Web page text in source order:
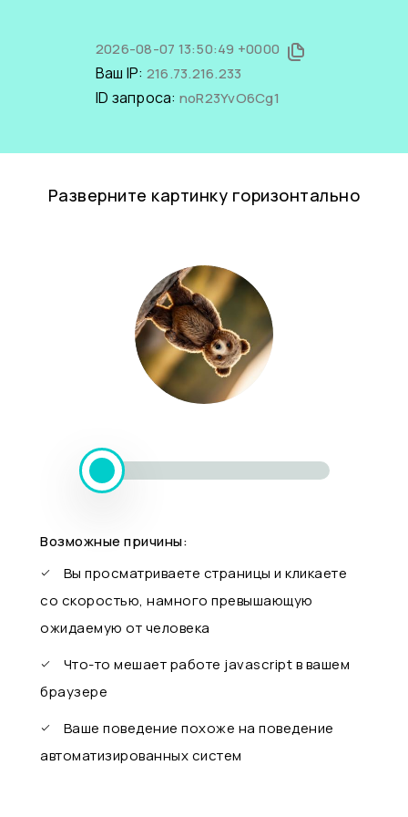
2026-08-07 13:50:49 +0000
Ваш IP: 216.73.216.233
ID запроса: noR23YvO6Cg1
Разверните картинку горизонтально
Возможные причины:
Вы просматриваете страницы и кликаете
со скоростью, намного превышающую
ожидаемую от человека
Что-то мешает работе javascript в вашем
браузере
Ваше поведение похоже на поведение
автоматизированных систем